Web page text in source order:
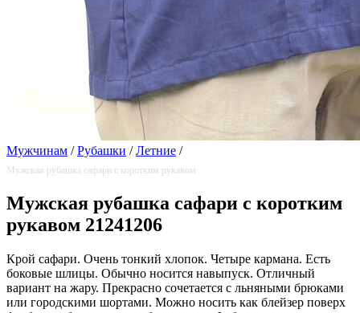
Мужчинам / Рубашки / Летние /
Мужская рубашка сафари с коротким рукавом
Мужская рубашка сафари с коротким
рукавом 21241206
Крой сафари. Очень тонкий хлопок. Четыре кармана. Есть
боковые шлицы. Обычно носится навыпуск. Отличный
вариант на жару. Прекрасно сочетается с льняными брюками
или городскими шортами. Можно носить как блейзер поверх